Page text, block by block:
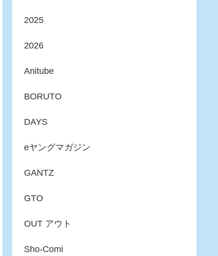
2025
2026
Anitube
BORUTO
DAYS
eヤングマガジン
GANTZ
GTO
OUT アウト
Sho-Comi